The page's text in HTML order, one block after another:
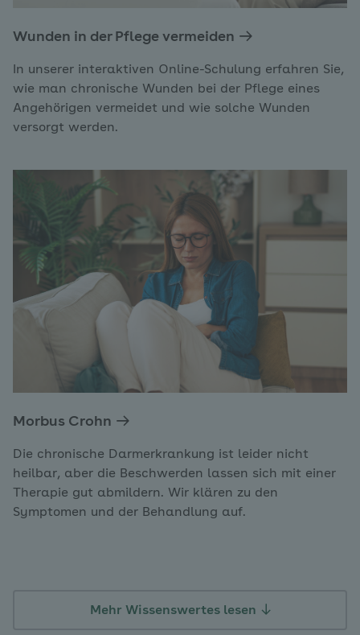
Wunden in der Pflege vermeiden
In unserer interaktiven Online-Schulung erfahren Sie,
wie man chronische Wunden bei der Pflege eines
Angehörigen vermeidet und wie solche Wunden
versorgt werden.
Morbus Crohn
Die chronische Darmerkrankung ist leider nicht
heilbar, aber die Beschwerden lassen sich mit einer
Therapie gut abmildern. Wir klären zu den
Symptomen und der Behandlung auf.
Mehr Wissenswertes lesen